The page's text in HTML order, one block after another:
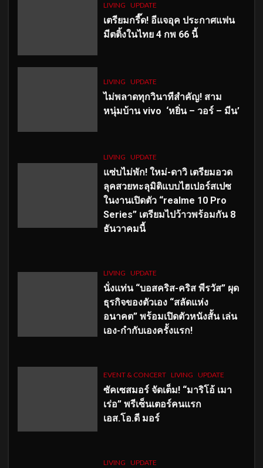
LIVING UPDATE
เตรียมกรี๊ด! อีแจอุค ประกาศแฟน
มีตติ้งในไทย 4 กพ 66 นี้
LIVING UPDATE
ไม่พลาดทุกวินาทีสำคัญ! สาม
หนุ่มบ้าน vivo ‘หยิ่น – วอร์ – มีน’
LIVING UPDATE
แซ่บไม่พัก! ใหม่-ดาวิ เตรียมอวด
ลุคสวยทะลุมิติแบบไฮเปอร์สเปซ
ในงานเปิดตัว “realme 10 Pro
Series” เตรียมไปว้าวพร้อมกัน 8
ธันวาคมนี้
LIVING UPDATE
นั่งแท่น “บอสคริส-คริส พีรวัส” ผุด
ธุรกิจของตัวเอง “สลัดแห่ง
อนาคต” พร้อมเปิดตัวหนังสั้น เล่น
เอง-กำกับเองครั้งแรก!
EVENT & CONCERT LIVING UPDATE
ซัคเซสมอร์ จัดเต็ม! “มาริโอ้ เมา
เร่อ” พรีเซ็นเตอร์คนแรก
เอส.โอ.ดี มอร์
LIVING UPDATE